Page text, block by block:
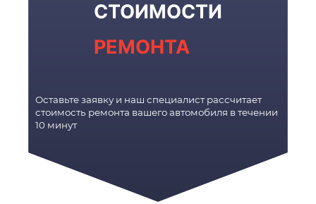
СТОИМОСТИ
РЕМОНТА
Оставьте заявку и наш специалист рассчитает
стоимость ремонта вашего автомобиля в течении
10 минут